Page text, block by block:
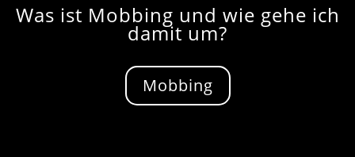
Was ist Mobbing und wie gehe ich
damit um?
Mobbing